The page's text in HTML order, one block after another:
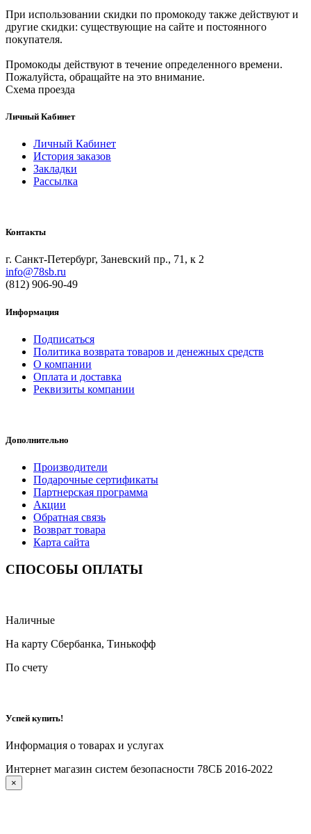
При использовании скидки по промокоду также действуют и
другие скидки: существующие на сайте и постоянного
покупателя.
Промокоды действуют в течение определенного времени.
Пожалуйста, обращайте на это внимание.
Схема проезда
Личный Кабинет
Личный Кабинет
История заказов
Закладки
Рассылка
Контакты
г. Санкт-Петербург, Заневский пр., 71, к 2
info@78sb.ru
(812) 906-90-49
Информация
Подписаться
Политика возврата товаров и денежных средств
О компании
Оплата и доставка
Реквизиты компании
Дополнительно
Производители
Подарочные сертификаты
Партнерская программа
Акции
Обратная связь
Возврат товара
Карта сайта
СПОСОБЫ ОПЛАТЫ
Наличные
На карту Сбербанка, Тинькофф
По счету
Успей купить!
Информация о товарах и услугах
Интернет магазин систем безопасности 78СБ 2016-2022
×